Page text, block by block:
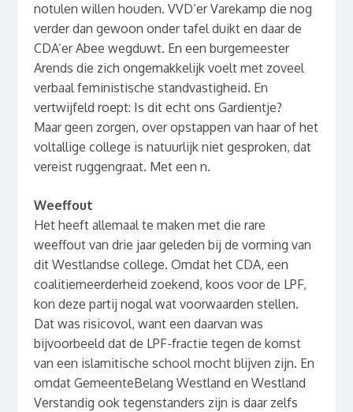
notulen willen houden. VVD’er Varekamp die nog
verder dan gewoon onder tafel duikt en daar de
CDA’er Abee wegduwt. En een burgemeester
Arends die zich ongemakkelijk voelt met zoveel
verbaal feministische standvastigheid. En
vertwijfeld roept: Is dit echt ons Gardientje?
Maar geen zorgen, over opstappen van haar of het
voltallige college is natuurlijk niet gesproken, dat
vereist ruggengraat. Met een n.
Weeffout
Het heeft allemaal te maken met die rare
weeffout van drie jaar geleden bij de vorming van
dit Westlandse college. Omdat het CDA, een
coalitiemeerderheid zoekend, koos voor de LPF,
kon deze partij nogal wat voorwaarden stellen.
Dat was risicovol, want een daarvan was
bijvoorbeeld dat de LPF-fractie tegen de komst
van een islamitische school mocht blijven zijn. En
omdat GemeenteBelang Westland en Westland
Verstandig ook tegenstanders zijn is daar zelfs